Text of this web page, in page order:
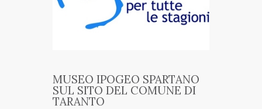
MUSEO IPOGEO SPARTANO
SUL SITO DEL COMUNE DI
TARANTO